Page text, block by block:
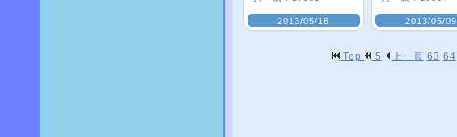
2013/05/16 2013/05/09
Top 5 上一頁 63 64